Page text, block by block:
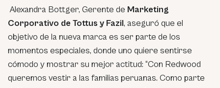
Alexandra Bottger, Gerente de Marketing
Corporativo de Tottus y Fazil, aseguró que el
objetivo de la nueva marca es ser parte de los
momentos especiales, donde uno quiere sentirse
cómodo y mostrar su mejor actitud: “Con Redwood
queremos vestir a las familias peruanas. Como parte